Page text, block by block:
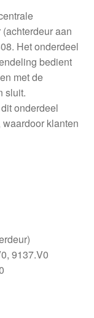
aan
Het onderdeel
bedient
met de
sluit.
onderdeel
klanten
9137.V0